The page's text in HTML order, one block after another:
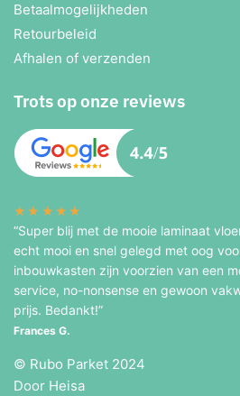
Betaalmogelijkheden
Retourbeleid
Afhalen of verzenden
Trots op onze reviews
★★★★★
“Super blij met de mooie laminaat
echt mooi en snel gelegd met oog
inbouwkasten zijn voorzien van een
service, no-nonsense en gewoon
prijs. Bedankt!”
Frances G.
© Rubo Parket 2024
Door Heisa